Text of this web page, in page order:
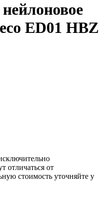
ED01 HBZ
отличаться от
стоимость уточняйте у